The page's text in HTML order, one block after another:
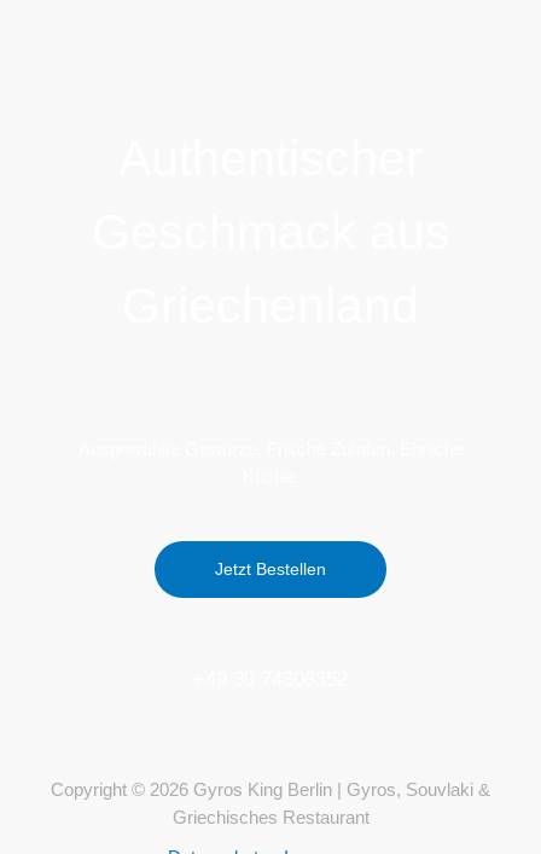
Jetzt Bestellen
Copyright © 2026 Gyros King Berlin | Gyros, Souvlaki &
Griechisches Restaurant